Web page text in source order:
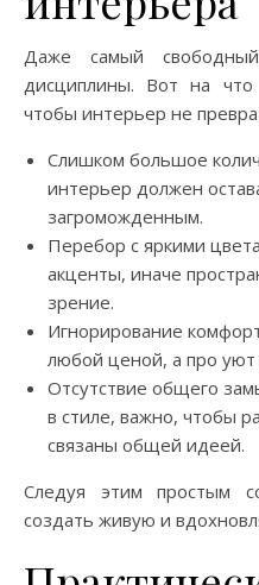
Даже самый
дисциплины. Вот на что
чтобы интерьер не
Слишком большое
интерьер должен
загроможденным.
Перебор с яркими
акценты, иначе
зрение.
Игнорирование
любой ценой, а про уют
Отсутствие общего
в стиле, важно, чтобы
связаны общей идеей.
Следуя этим простым
создать живую и